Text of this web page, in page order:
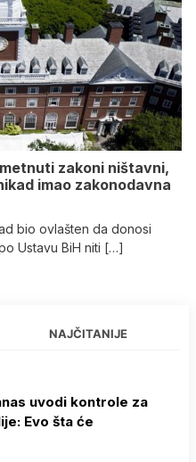
zakoni ništavni,
imao zakonodavna
bio ovlašten da donosi
Ustavu BiH niti […]
NAJČITANIJE
uvodi kontrole za
Evo šta će